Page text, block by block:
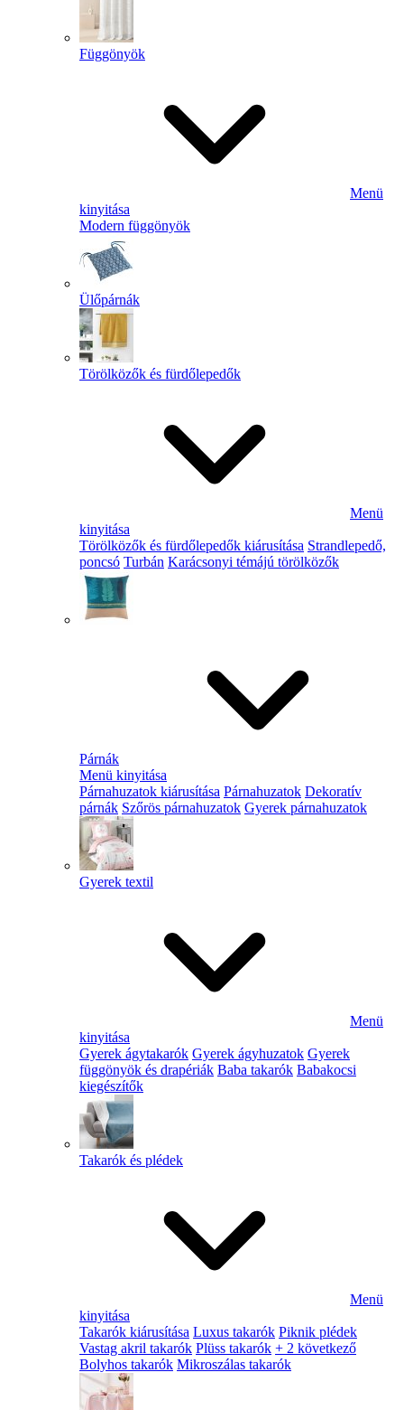
Függönyök
Menü
kinyitása
Modern függönyök
Ülőpárnák
Törölközők és fürdőlepedők
Menü
kinyitása
Törölközők és fürdőlepedők kiárusítása Strandlepedő,
poncsó Turbán Karácsonyi témájú törölközők
Párnák
Menü kinyitása
Párnahuzatok kiárusítása Párnahuzatok Dekoratív
párnák Szőrös párnahuzatok Gyerek párnahuzatok
Gyerek textil
Menü
kinyitása
Gyerek ágytakarók Gyerek ágyhuzatok Gyerek
függönyök és drapériák Baba takarók Babakocsi
kiegészítők
Takarók és plédek
Menü
kinyitása
Takarók kiárusítása Luxus takarók Piknik plédek
Vastag akril takarók Plüss takarók + 2 következő
Bolyhos takarók Mikroszálas takarók